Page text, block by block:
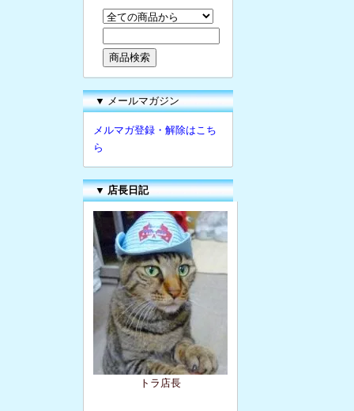
▼ メールマガジン
メルマガ登録・解除はこち
ら
▼ 店長日記
トラ店長